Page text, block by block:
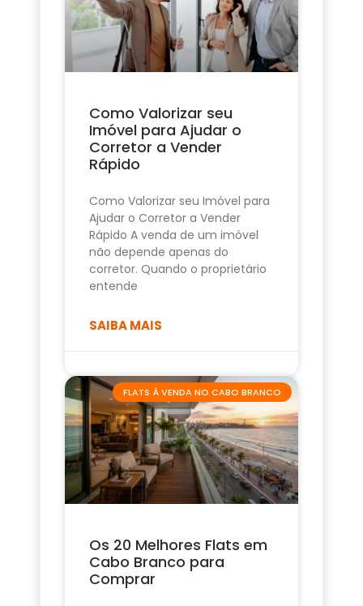
Como Valorizar seu
Imóvel para Ajudar o
Corretor a Vender
Rápido
Como Valorizar seu Imóvel para
Ajudar o Corretor a Vender
Rápido A venda de um imóvel
não depende apenas do
corretor. Quando o proprietário
entende
SAIBA MAIS
FLATS À VENDA NO CABO BRANCO
Os 20 Melhores Flats em
Cabo Branco para
Comprar